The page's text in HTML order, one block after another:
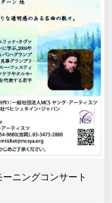
ニングコンサート